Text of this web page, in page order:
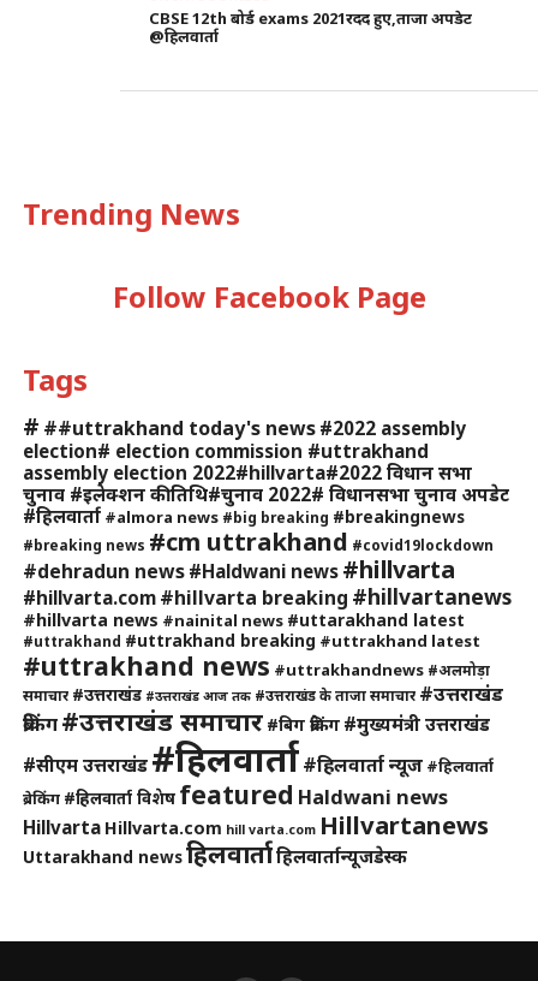
CBSE 12th बोर्ड exams 2021रदद हुए,ताजा अपडेट
@हिलवार्ता
Trending News
Follow Facebook Page
Tags
# ##uttrakhand today's news #2022 assembly
election# election commission #uttrakhand
assembly election 2022#hillvarta#2022 विधान सभा
चुनाव #इलेक्शन की तिथि#चुनाव 2022# विधानसभा चुनाव अपडेट
#हिलवार्ता #almora news #big breaking #breakingnews
#breaking news #cm uttrakhand #covid19lockdown
#dehradun news #Haldwani news #hillvarta
#hillvarta.com #hillvarta breaking #hillvartanews
#hillvarta news #nainital news #uttarakhand latest
#uttrakhand #uttrakhand breaking #uttrakhand latest
#uttrakhand news #uttrakhandnews #अलमोड़ा
समाचार #उत्तराखंड #उत्तराखंड आज तक #उत्तराखंड के ताजा समाचार #उत्तराखंड
ब्रेकिंग#उत्तराखंड समाचार #बिग ब्रेकिंग #मुख्यमंत्री उत्तराखंड
#सीएम उत्तराखंड #हिलवार्ता#हिलवार्ता न्यूज #हिलवार्ता
ब्रेकिंग #हिलवार्ता विशेष featured Haldwani news
Hillvarta Hillvarta.com hill varta.com Hillvartanews
Uttarakhand newsहिलवार्ताहिलवार्तान्यूजडेस्क